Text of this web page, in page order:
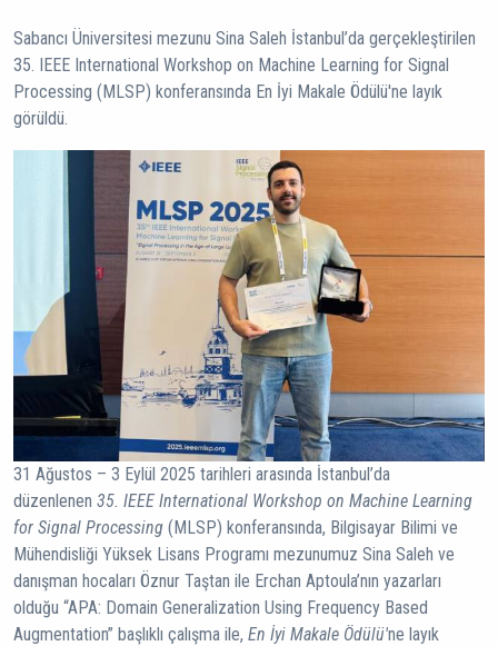
Sabancı Üniversitesi mezunu Sina Saleh İstanbul’da gerçekleştirilen
35. IEEE International Workshop on Machine Learning for Signal
Processing (MLSP) konferansında En İyi Makale Ödülü'ne layık
görüldü.
31 Ağustos – 3 Eylül 2025 tarihleri arasında İstanbul’da
düzenlenen 35. IEEE International Workshop on Machine Learning
for Signal Processing (MLSP) konferansında, Bilgisayar Bilimi ve
Mühendisliği Yüksek Lisans Programı mezunumuz Sina Saleh ve
danışman hocaları Öznur Taştan ile Erchan Aptoula’nın yazarları
olduğu “APA: Domain Generalization Using Frequency Based
Augmentation” başlıklı çalışma ile, En İyi Makale Ödülü'ne layık